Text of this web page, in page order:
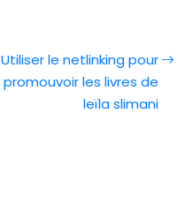
Utiliser le netlinking pour
promouvoir les livres de
leïla slimani